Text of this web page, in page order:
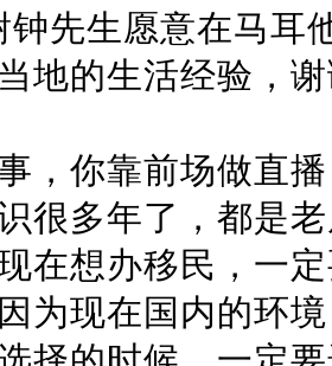
钟先生愿意在马耳
地的生活经验，
，你靠前场做直
很多年了，都是
在想办移民，一
为现在国内的环